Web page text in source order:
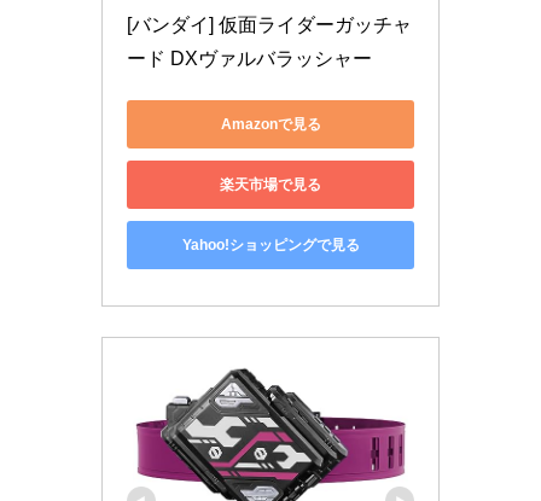
[バンダイ] 仮面ライダーガッチャ
ード DXヴァルバラッシャー
Amazonで見る
楽天市場で見る
Yahoo!ショッピングで見る